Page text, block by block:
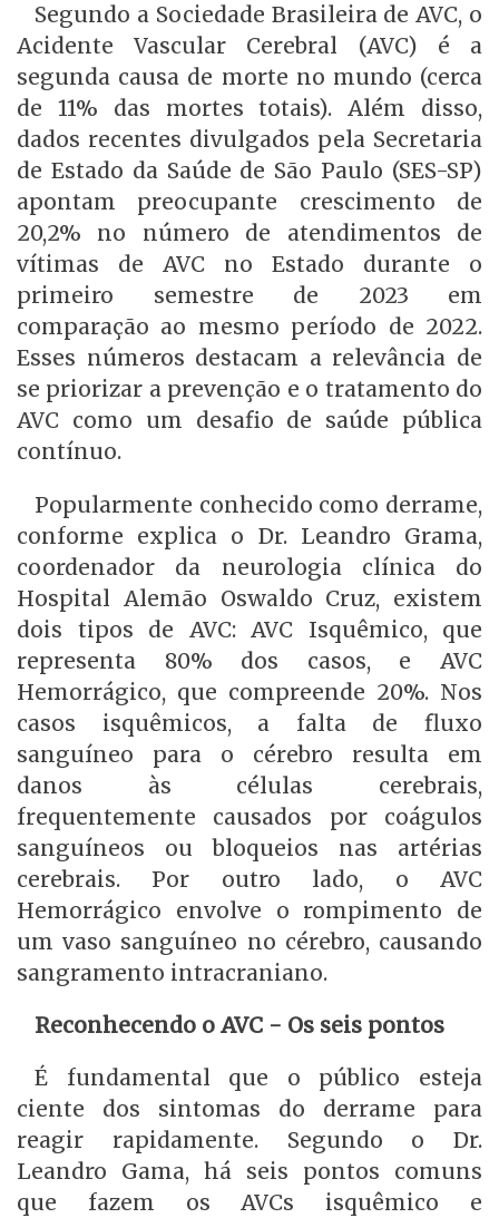
Segundo a Sociedade Brasileira de AVC, o
Acidente Vascular Cerebral (AVC) é a
segunda causa de morte no mundo (cerca
de 11% das mortes totais). Além disso,
dados recentes divulgados pela Secretaria
de Estado da Saúde de São Paulo (SES-SP)
apontam preocupante crescimento de
20,2% no número de atendimentos de
vítimas de AVC no Estado durante o
primeiro semestre de 2023 em
comparação ao mesmo período de 2022.
Esses números destacam a relevância de
se priorizar a prevenção e o tratamento do
AVC como um desafio de saúde pública
contínuo.
Popularmente conhecido como derrame,
conforme explica o Dr. Leandro Grama,
coordenador da neurologia clínica do
Hospital Alemão Oswaldo Cruz, existem
dois tipos de AVC: AVC Isquêmico, que
representa 80% dos casos, e AVC
Hemorrágico, que compreende 20%. Nos
casos isquêmicos, a falta de fluxo
sanguíneo para o cérebro resulta em
danos às células cerebrais,
frequentemente causados por coágulos
sanguíneos ou bloqueios nas artérias
cerebrais. Por outro lado, o AVC
Hemorrágico envolve o rompimento de
um vaso sanguíneo no cérebro, causando
sangramento intracraniano.
Reconhecendo o AVC - Os seis pontos
É fundamental que o público esteja
ciente dos sintomas do derrame para
reagir rapidamente. Segundo o Dr.
Leandro Gama, há seis pontos comuns
que fazem os AVCs isquêmico e